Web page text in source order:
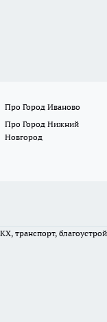
Про Город Иваново
Про Город Нижний
Новгород